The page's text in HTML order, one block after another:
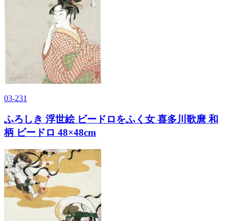
03-231
ふろしき 浮世絵 ビードロをふく女 喜多川歌麿 和
柄 ビードロ 48×48cm